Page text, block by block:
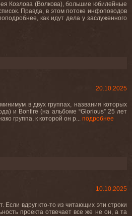
Козлова (Волкова), большие юбилейные
Правда, в этом потоке инфоповодов
как идут дела у заслуженного
20.10.2025
в двух группах, названия которых
и Bonfire (на альбоме “Glorious” 25 лет
группа, к которой он р... подробнее
10.10.2025
Если вдруг кто-то из читающих эти строки
проекта отвечает все же не он, а та